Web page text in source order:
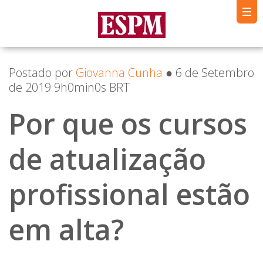
Postado por Giovanna Cunha ● 6 de Setembro
de 2019 9h0min0s BRT
Por que os cursos
de atualização
profissional estão
em alta?